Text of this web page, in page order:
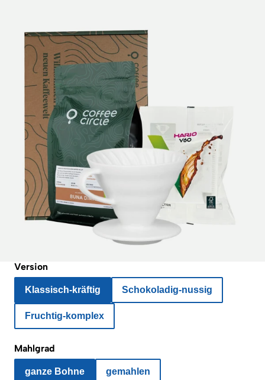
Version
Klassisch-kräftig Schokoladig-nussig
Fruchtig-komplex
Mahlgrad
ganze Bohne gemahlen